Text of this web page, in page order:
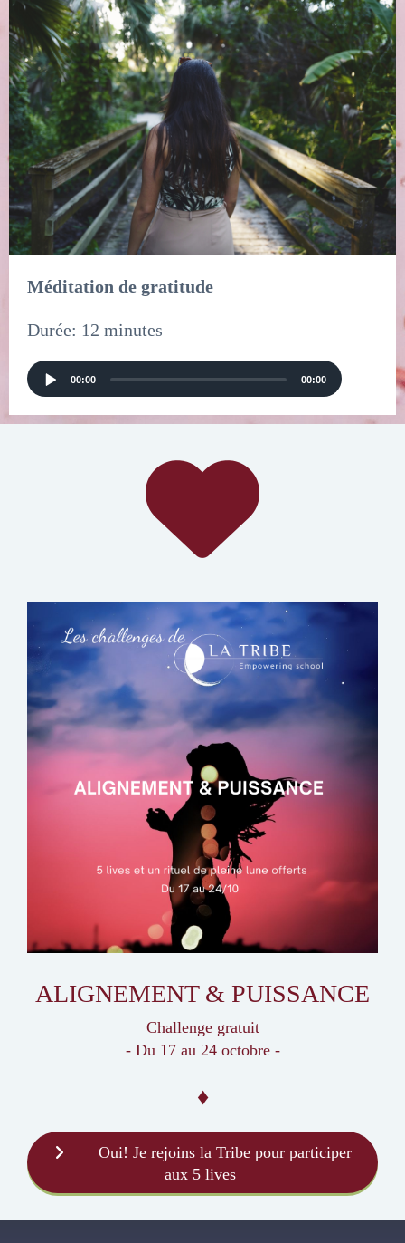
Méditation de gratitude
Durée: 12 minutes
Audio
Player
00:00 00:00
ALIGNEMENT & PUISSANCE
Challenge gratuit
- Du 17 au 24 octobre -
♦
Oui! Je rejoins la Tribe pour participer
aux 5 lives